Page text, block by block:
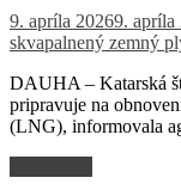
9. apríla 20269. apríla
skvapalnený zemný
DAUHA – Katarská
pripravuje na
(LNG), informovala